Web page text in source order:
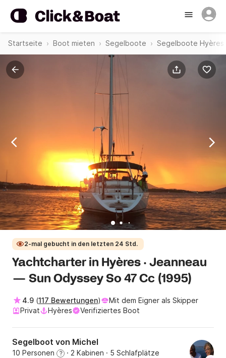
Startseite Boot mieten Segelboote Segelboote Hyères
2-mal gebucht in den letzten 24 Std.
Yachtcharter in Hyères · Jeanneau
— Sun Odyssey So 47 Cc (1995)
4.9 (117 Bewertungen)
Mit dem Eigner als Skipper
Privat
Hyères Verifiziertes Boot
Segelboot von Michel
10 Personen ? · 2 Kabinen · 5 Schlafplätze